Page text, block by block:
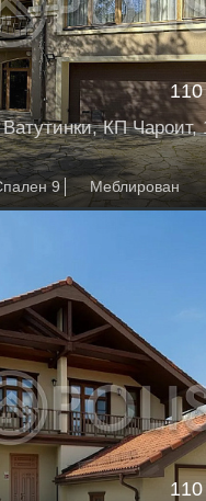
КП Чароит,
9 Меблирован